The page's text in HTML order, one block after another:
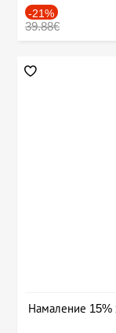
-21%
39.88€
Намаление 15%